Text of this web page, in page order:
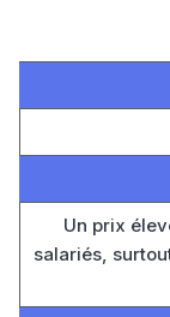
Un prix
salariés,